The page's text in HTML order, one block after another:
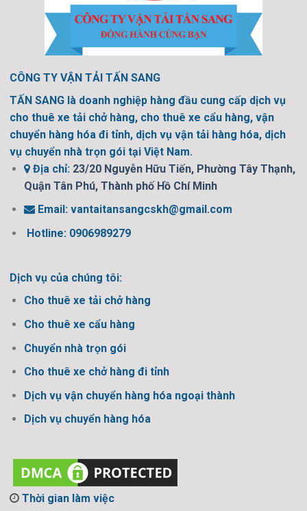
CÔNG TY VẬN TẢI TẤN SANG
TẤN SANG là doanh nghiệp hàng đầu cung cấp dịch vụ
cho thuê xe tải chở hàng, cho thuê xe cẩu hàng, vận
chuyển hàng hóa đi tỉnh, dịch vụ vận tải hàng hóa, dịch
vụ chuyển nhà trọn gói tại Việt Nam.
Địa chỉ: 23/20 Nguyễn Hữu Tiến, Phường Tây Thạnh,
Quận Tân Phú, Thành phố Hồ Chí Minh
Email:vantaitansangcskh@gmail.com
Hotline: 0906989279
Dịch vụ của chúng tôi:
Cho thuê xe tải chở hàng
Cho thuê xe cẩu hàng
Chuyển nhà trọn gói
Cho thuê xe chở hàng đi tỉnh
Dịch vụ vận chuyển hàng hóa ngoại thành
Dịch vụ chuyển hàng hóa
Thời gian làm việc